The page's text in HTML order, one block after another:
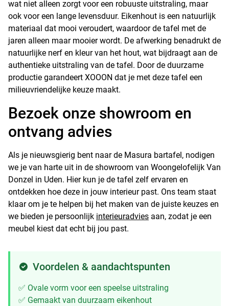
wat niet alleen zorgt voor een robuuste uitstraling, maar
ook voor een lange levensduur. Eikenhout is een natuurlijk
materiaal dat mooi veroudert, waardoor de tafel met de
jaren alleen maar mooier wordt. De afwerking benadrukt de
natuurlijke nerf en kleur van het hout, wat bijdraagt aan de
authentieke uitstraling van de tafel. Door de duurzame
productie garandeert XOOON dat je met deze tafel een
milieuvriendelijke keuze maakt.
Bezoek onze showroom en
ontvang advies
Als je nieuwsgierig bent naar de Masura bartafel, nodigen
we je van harte uit in de showroom van Woongelofelijk Van
Donzel in Uden. Hier kun je de tafel zelf ervaren en
ontdekken hoe deze in jouw interieur past. Ons team staat
klaar om je te helpen bij het maken van de juiste keuzes en
we bieden je persoonlijk interieuradvies aan, zodat je een
meubel kiest dat echt bij jou past.
Voordelen & aandachtspunten
✅ Ovale vorm voor een speelse uitstraling
✅ Gemaakt van duurzaam eikenhout